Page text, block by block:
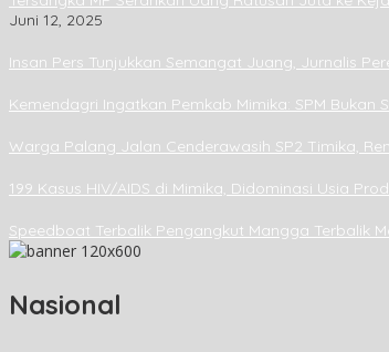
Juni 12, 2025
Insan Pers Tunjukkan Semangat Juang, Jurnalis
Kemendagri Ingatkan Pemkab Mimika: SPM
Warga Palang Jalan Cenderawasih SP2 Timika,
199 Kasus HIV/AIDS di Mimika, Didominasi Usia
Speedboat Terbalik Pengangkut Mangga Terbalik
Nasional